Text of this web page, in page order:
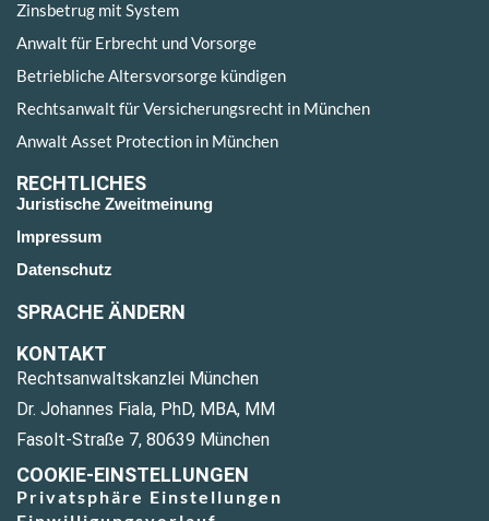
Zinsbetrug mit System
Anwalt für Erbrecht und Vorsorge
Betriebliche Altersvorsorge kündigen
Rechtsanwalt für Versicherungsrecht in München
Anwalt Asset Protection in München
RECHTLICHES
Juristische Zweitmeinung
Impressum
Datenschutz
SPRACHE ÄNDERN
KONTAKT
Rechtsanwaltskanzlei München
Dr. Johannes Fiala, PhD, MBA, MM
Fasolt-Straße 7, 80639 München
COOKIE-EINSTELLUNGEN
Privatsphäre Einstellungen